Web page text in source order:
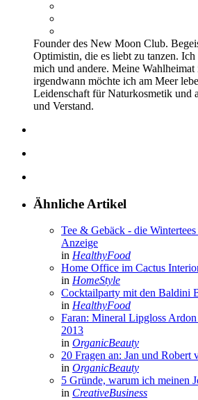
Founder des New Moon Club.
Optimistin, die es liebt zu tanzen.
mich und andere. Meine
irgendwann möchte ich am Meer
Leidenschaft für Naturkosmetik und
und Verstand.
Ähnliche Artikel
Tee & Gebäck - die
Anzeige
in HealthyFood
Home Office im Cactus
in HomeStyle
Cocktailparty mit den Baldini
in HealthyFood
Faran: Mineral Lipgloss
2013
in OrganicBeauty
20 Fragen an: Jan und Robert
in OrganicBeauty
5 Gründe, warum ich meinen
in CreativeBusiness